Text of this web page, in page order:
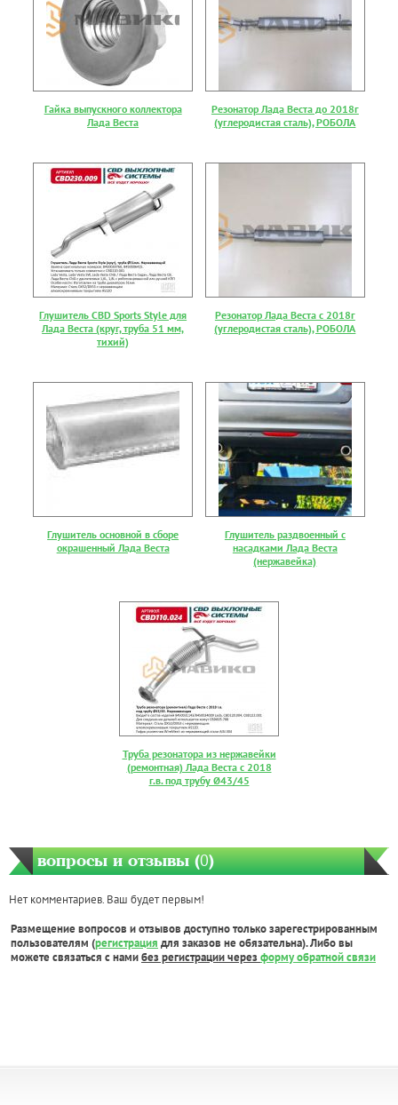
Гайка выпускного коллектора
Лада Веста
Резонатор Лада Веста до 2018г
(углеродистая сталь), РОБОЛА
Глушитель CBD Sports Style для
Лада Веста (круг, труба 51 мм,
тихий)
Резонатор Лада Веста с 2018г
(углеродистая сталь), РОБОЛА
Глушитель основной в сборе
окрашенный Лада Веста
Глушитель раздвоенный с
насадками Лада Веста
(нержавейка)
Труба резонатора из нержавейки
(ремонтная) Лада Веста с 2018
г.в. под трубу Ø43/45
вопросы и отзывы (0)
Нет комментариев. Ваш будет первым!
Размещение вопросов и отзывов доступно только зарегестрированным
пользователям (регистрация для заказов не обязательна). Либо вы
можете связаться с намибез регистрации через форму обратной связи